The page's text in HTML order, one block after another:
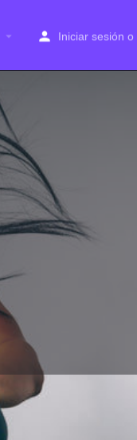
Iniciar sesión o